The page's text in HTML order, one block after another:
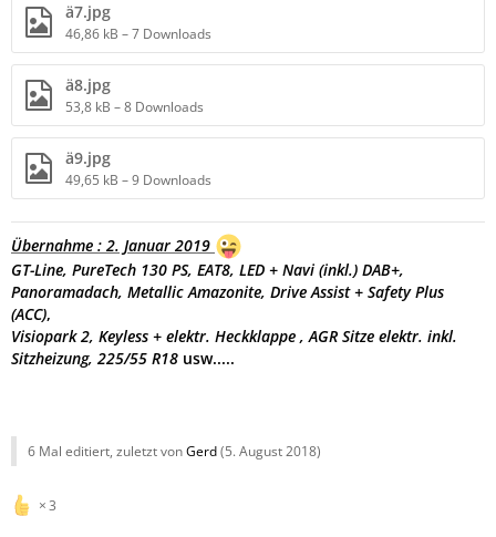
ä7.jpg
46,86 kB – 7 Downloads
ä8.jpg
53,8 kB – 8 Downloads
ä9.jpg
49,65 kB – 9 Downloads
Übernahme : 2. Januar 2019
GT-Line, PureTech 130 PS, EAT8, LED + Navi (inkl.) DAB+,
Panoramadach, Metallic Amazonite, Drive Assist + Safety Plus
(ACC),
Visiopark 2, Keyless + elektr. Heckklappe , AGR Sitze elektr. inkl.
Sitzheizung, 225/55 R18 usw.....
6 Mal editiert, zuletzt vonGerd(5. August 2018)
3